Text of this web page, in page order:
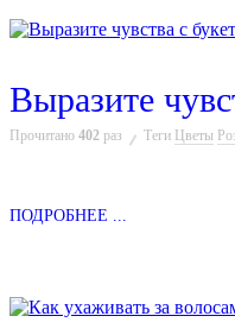
Выразите
Прочитано 402 раз Теги Цветы
ПОДРОБНЕЕ ...